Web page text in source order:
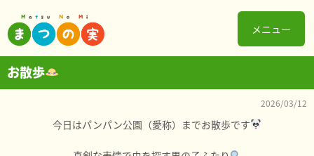
メニュー
お散歩
2026/03/12
今日はパンパン公園（愛称）までお散歩です